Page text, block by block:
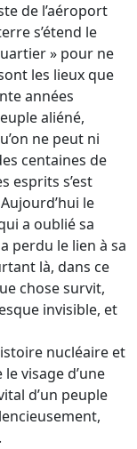
de l’aéroport
s’étend le
» pour ne
les lieux que
années
aliéné,
ne peut ni
centaines de
esprits s’est
le
a oublié sa
perdu le lien à sa
là, dans ce
chose survit,
invisible, et
nucléaire et
visage d’une
d’un peuple